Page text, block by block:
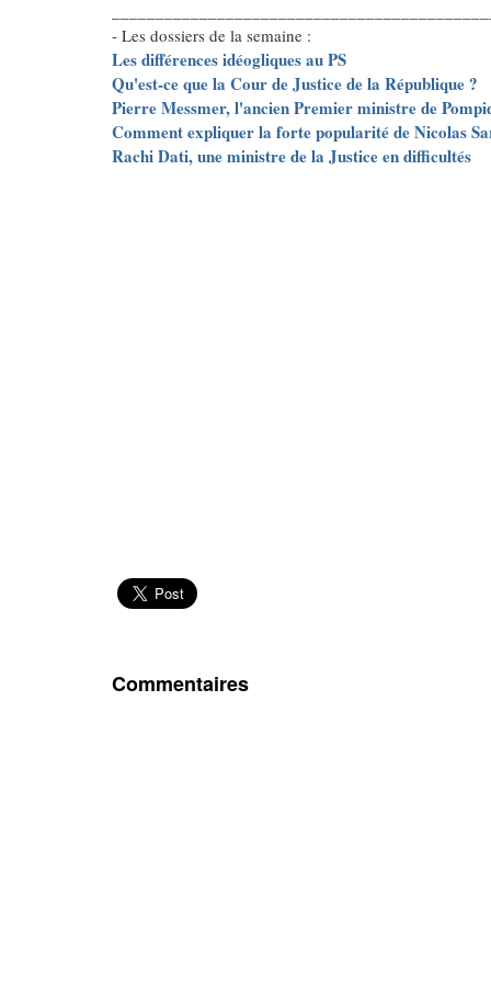
- Les dossiers de la semaine :
Les différences idéogliques au PS
Qu'est-ce que la Cour de Justice de la République ?
Pierre Messmer, l'ancien Premier ministre de
Comment expliquer la forte popularité de Nicolas
Rachi Dati, une ministre de la Justice en difficultés
Commentaires